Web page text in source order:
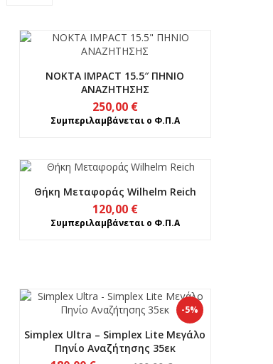
NOKTA IMPACT 15.5″ ΠΗΝΙΟ
ΑΝΑΖΗΤΗΣΗΣ
250,00 €
Συμπεριλαμβάνεται ο Φ.Π.Α
Θήκη Μεταφοράς Wilhelm Reich
120,00 €
Συμπεριλαμβάνεται ο Φ.Π.Α
-5%
Simplex Ultra – Simplex Lite Μεγάλο
Πηνίο Αναζήτησης 35εκ